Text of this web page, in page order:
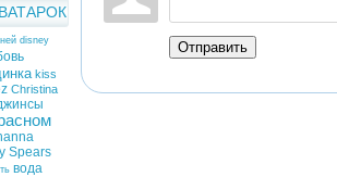
disney
kiss
Christina
Spears
вода
Отправить